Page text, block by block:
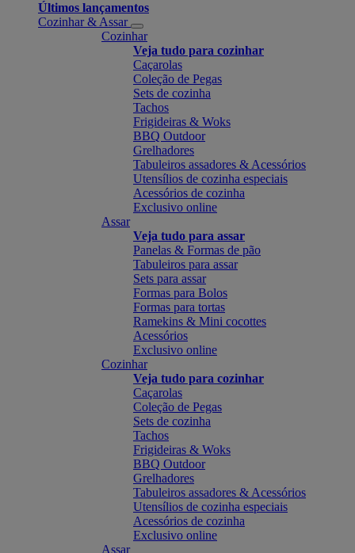
Últimos lançamentos
Cozinhar & Assar
Cozinhar
Veja tudo para cozinhar
Caçarolas
Coleção de Pegas
Sets de cozinha
Tachos
Frigideiras & Woks
BBQ Outdoor
Grelhadores
Tabuleiros assadores & Acessórios
Utensílios de cozinha especiais
Acessórios de cozinha
Exclusivo online
Assar
Veja tudo para assar
Panelas & Formas de pão
Tabuleiros para assar
Sets para assar
Formas para Bolos
Formas para tortas
Ramekins & Mini cocottes
Acessórios
Exclusivo online
Cozinhar
Veja tudo para cozinhar
Caçarolas
Coleção de Pegas
Sets de cozinha
Tachos
Frigideiras & Woks
BBQ Outdoor
Grelhadores
Tabuleiros assadores & Acessórios
Utensílios de cozinha especiais
Acessórios de cozinha
Exclusivo online
Assar